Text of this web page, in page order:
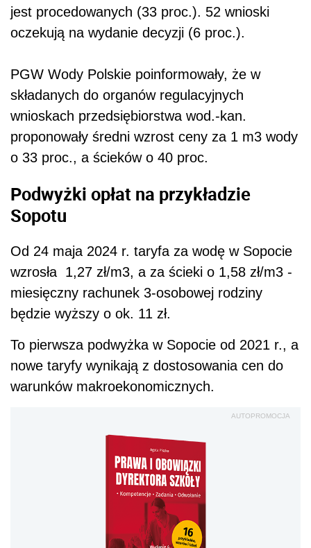
jest procedowanych (33 proc.). 52 wnioski
oczekują na wydanie decyzji (6 proc.).
PGW Wody Polskie poinformowały, że w
składanych do organów regulacyjnych
wnioskach przedsiębiorstwa wod.-kan.
proponowały średni wzrost ceny za 1 m3 wody
o 33 proc., a ścieków o 40 proc.
Podwyżki opłat na przykładzie
Sopotu
Od 24 maja 2024 r. taryfa za wodę w Sopocie
wzrosła 1,27 zł/m3, a za ścieki o 1,58 zł/m3 -
miesięczny rachunek 3-osobowej rodziny
będzie wyższy o ok. 11 zł.
To pierwsza podwyżka w Sopocie od 2021 r., a
nowe taryfy wynikają z dostosowania cen do
warunków makroekonomicznych.
AUTOPROMOCJA